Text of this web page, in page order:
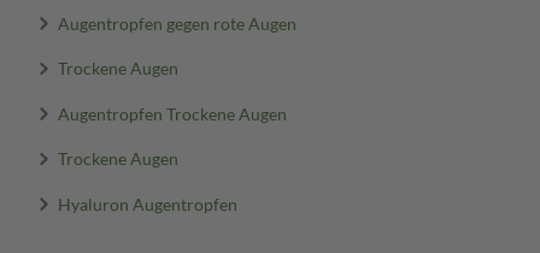
Augentropfen gegen rote Augen
Trockene Augen
Augentropfen Trockene Augen
Trockene Augen
Hyaluron Augentropfen